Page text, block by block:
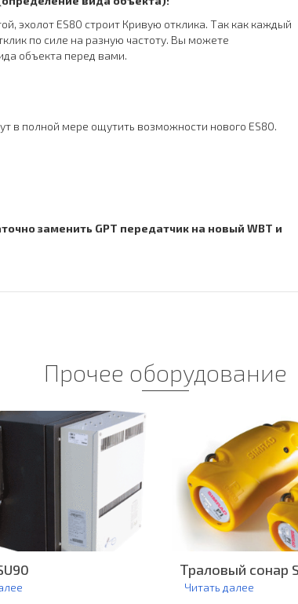
эхолот ES80 строит Кривую отклика. Так как каждый
по силе на разную частоту. Вы можете
объекта перед вами.
в полной мере ощутить возможности нового ES80.
заменить GPT передатчик на новый WBT и
Прочее оборудование
Траловый сонар
Читать далее